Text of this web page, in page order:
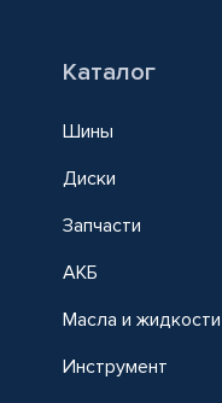
Каталог
Шины
Диски
Запчасти
АКБ
Масла и жидкости
Инструмент